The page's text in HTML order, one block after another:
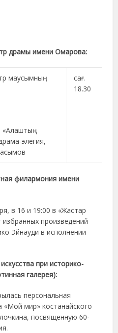
драмы имени Омарова:
маусымның
«Алаштың
элегия,
сағ.
18.30
филармония имени
в 16 и 19:00 в «Жастар
произведений
Эйнауди в исполнении
при историко-
галерея):
персональная
мир» костанайского
посвященную 60-